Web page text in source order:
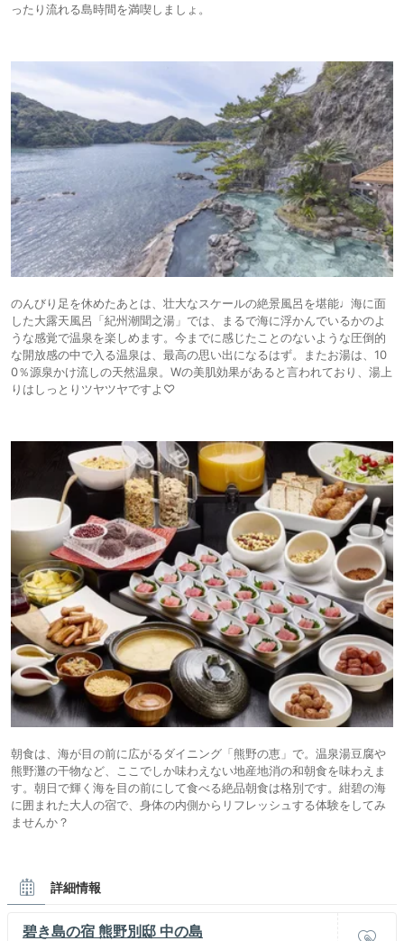
ったり流れる島時間を満喫しましょ。
のんびり足を休めたあとは、壮大なスケールの絶景風呂を堪能♩海に面
した大露天風呂「紀州潮聞之湯」では、まるで海に浮かんでいるかのよ
うな感覚で温泉を楽しめます。今までに感じたことのないような圧倒的
な開放感の中で入る温泉は、最高の思い出になるはず。またお湯は、10
0％源泉かけ流しの天然温泉。Wの美肌効果があると言われており、湯上
りはしっとりツヤツヤですよ♡
朝食は、海が目の前に広がるダイニング「熊野の恵」で。温泉湯豆腐や
熊野灘の干物など、ここでしか味わえない地産地消の和朝食を味わえま
す。朝日で輝く海を目の前にして食べる絶品朝食は格別です。紺碧の海
に囲まれた大人の宿で、身体の内側からリフレッシュする体験をしてみ
ませんか？
詳細情報
碧き島の宿 熊野別邸 中の島